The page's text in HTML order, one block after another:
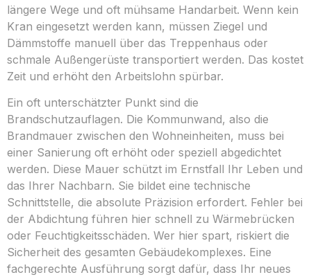
längere Wege und oft mühsame Handarbeit. Wenn kein
Kran eingesetzt werden kann, müssen Ziegel und
Dämmstoffe manuell über das Treppenhaus oder
schmale Außengerüste transportiert werden. Das kostet
Zeit und erhöht den Arbeitslohn spürbar.
Ein oft unterschätzter Punkt sind die
Brandschutzauflagen. Die Kommunwand, also die
Brandmauer zwischen den Wohneinheiten, muss bei
einer Sanierung oft erhöht oder speziell abgedichtet
werden. Diese Mauer schützt im Ernstfall Ihr Leben und
das Ihrer Nachbarn. Sie bildet eine technische
Schnittstelle, die absolute Präzision erfordert. Fehler bei
der Abdichtung führen hier schnell zu Wärmebrücken
oder Feuchtigkeitsschäden. Wer hier spart, riskiert die
Sicherheit des gesamten Gebäudekomplexes. Eine
fachgerechte Ausführung sorgt dafür, dass Ihr neues